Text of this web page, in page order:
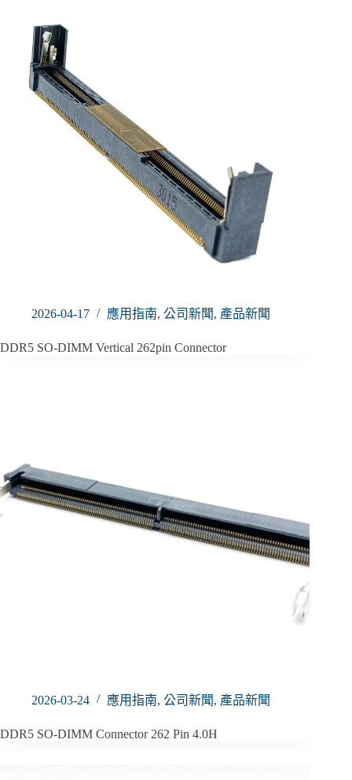
2026-04-17 應用指南, 公司新聞, 產品新聞
DDR5 SO-DIMM Vertical 262pin Connector
2026-03-24 應用指南, 公司新聞, 產品新聞
DDR5 SO-DIMM Connector 262 Pin 4.0H